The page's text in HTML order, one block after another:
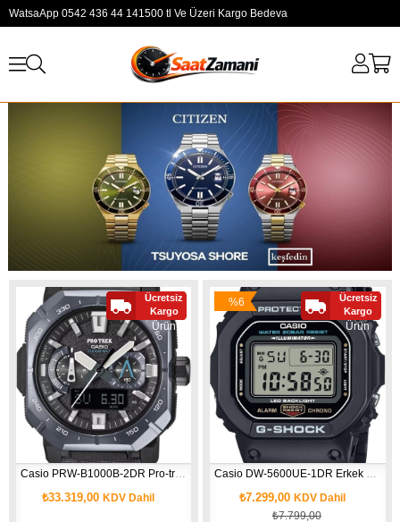
WatsaApp 0542 436 44 141500 tl Ve Üzeri Kargo Bedeva
Casio PRW-B1000B-2DR Pro-trek Kol Saati
₺33.319,00 KDV Dahil
Ücretsiz
Kargo
Yeni
Ürün
₺7.299,00 KDV Dahil
₺7.799,00
%6
İndirim
Ücretsiz
Kargo
Yeni
Ürün